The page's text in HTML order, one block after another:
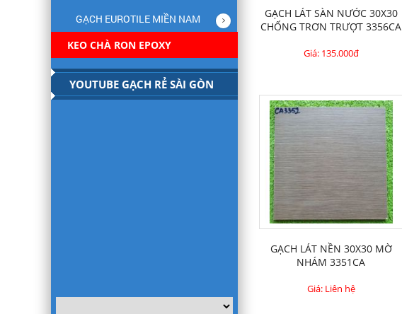
GẠCH LÁT SÀN NƯỚC 30X30
CHỐNG TRƠN TRƯỢT 3356CA
Giá: 135.000đ
GẠCH LÁT NỀN 30X30 MỜ
NHÁM 3351CA
Giá: Liên hệ
GẠCH EUROTILE MIỀN NAM
KEO CHÀ RON EPOXY
YOUTUBE GẠCH RẺ SÀI GÒN